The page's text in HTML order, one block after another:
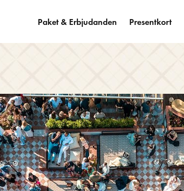
Paket & Erbjudanden Presentkort